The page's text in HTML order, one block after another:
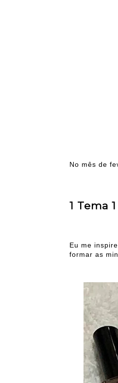
No mês de
1 Tema
Eu me
formar as